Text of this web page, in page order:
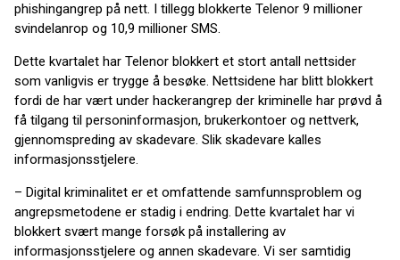
phishingangrep på nett. I tillegg blokkerte Telenor 9 millioner
svindelanrop og 10,9 millioner SMS.
Dette kvartalet har Telenor blokkert et stort antall nettsider
som vanligvis er trygge å besøke. Nettsidene har blitt blokkert
fordi de har vært under hackerangrep der kriminelle har prøvd å
få tilgang til personinformasjon, brukerkontoer og nettverk,
gjennomspreding av skadevare. Slik skadevare kalles
informasjonsstjelere.
– Digital kriminalitet er et omfattende samfunnsproblem og
angrepsmetodene er stadig i endring. Dette kvartalet har vi
blokkert svært mange forsøk på installering av
informasjonsstjelere og annen skadevare. Vi ser samtidig